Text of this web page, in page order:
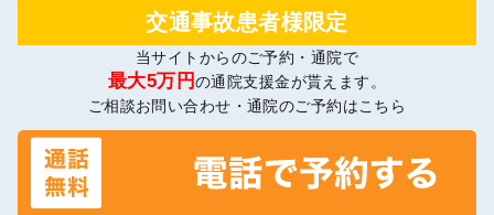
交通事故患者様限定
当サイトからのご予約・通院で
最大5万円の通院支援金が貰えます。
ご相談お問い合わせ・通院のご予約はこちら